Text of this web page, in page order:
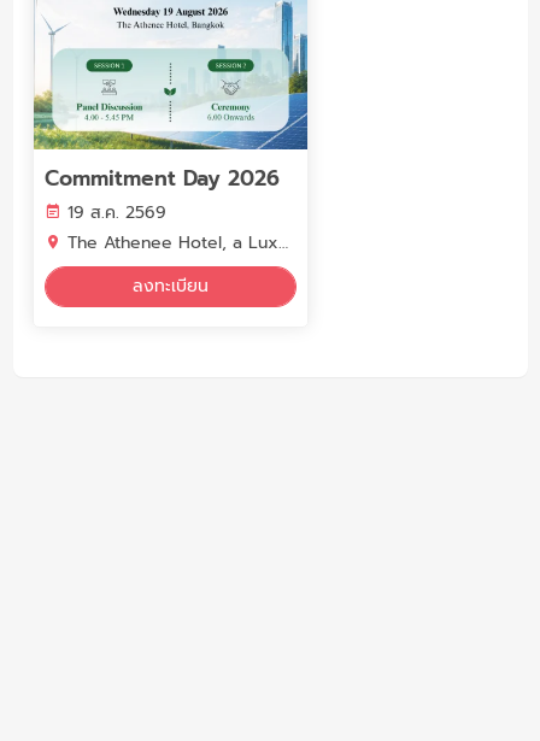
Commitment Day 2026
19 ส.ค. 2569
The Athenee Hotel, a Luxury Collection Hotel, Bangkok
ลงทะเบียน